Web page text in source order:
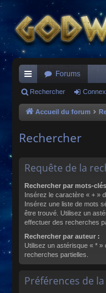
ac
co
s
Forums
Rechercher
Accueil du forum
Rechercher
Requête de la
Rechercher par mots-
Insérez le caractère « + »
Insérez une liste de mots
être trouvé. Utilisez un
effectuer des recherches
Rechercher par auteur :
Utilisez un astérisque « *
recherches partielles.
Préférences de